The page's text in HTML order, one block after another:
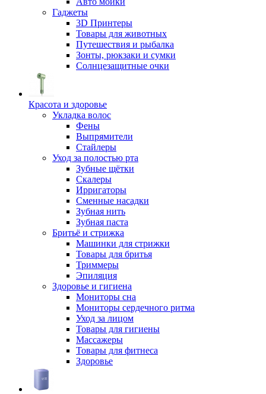
Гаджеты
3D Принтеры
Товары для животных
Путешествия и рыбалка
Зонты, рюкзаки и сумки
Солнцезащитные очки
Красота и здоровье
Укладка волос
Фены
Выпрямители
Стайлеры
Уход за полостью рта
Зубные щётки
Скалеры
Ирригаторы
Сменные насадки
Зубная нить
Зубная паста
Бритьё и стрижка
Машинки для стрижки
Товары для бритья
Триммеры
Эпиляция
Здоровье и гигиена
Мониторы сна
Мониторы сердечного ритма
Уход за лицом
Товары для гигиены
Массажеры
Товары для фитнеса
Здоровье